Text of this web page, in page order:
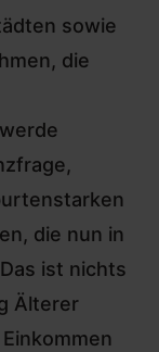
sowie
die
die nun in
ist nichts
Älterer